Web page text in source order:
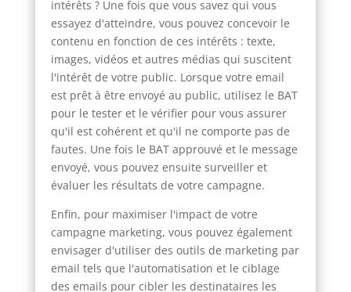
intérêts ? Une fois que vous savez qui vous
essayez d'atteindre, vous pouvez concevoir le
contenu en fonction de ces intérêts : texte,
images, vidéos et autres médias qui suscitent
l'intérêt de votre public. Lorsque votre email
est prêt à être envoyé au public, utilisez le BAT
pour le tester et le vérifier pour vous assurer
qu'il est cohérent et qu'il ne comporte pas de
fautes. Une fois le BAT approuvé et le message
envoyé, vous pouvez ensuite surveiller et
évaluer les résultats de votre campagne.
Enfin, pour maximiser l'impact de votre
campagne marketing, vous pouvez également
envisager d'utiliser des outils de marketing par
email tels que l'automatisation et le ciblage
des emails pour cibler les destinataires les